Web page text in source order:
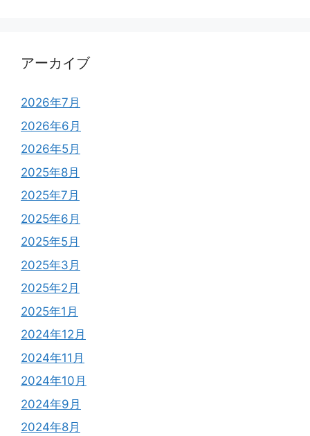
アーカイブ
2026年7月
2026年6月
2026年5月
2025年8月
2025年7月
2025年6月
2025年5月
2025年3月
2025年2月
2025年1月
2024年12月
2024年11月
2024年10月
2024年9月
2024年8月